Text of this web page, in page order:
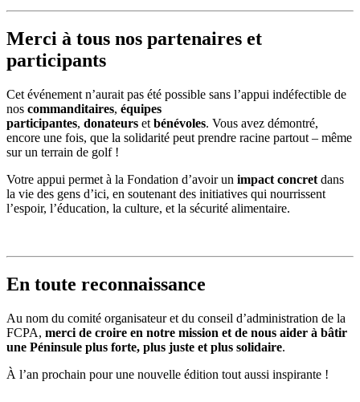
Merci à tous nos partenaires et
participants
Cet événement n’aurait pas été possible sans l’appui indéfectible de
nos commanditaires, équipes
participantes, donateurs et bénévoles. Vous avez démontré,
encore une fois, que la solidarité peut prendre racine partout – même
sur un terrain de golf !
Votre appui permet à la Fondation d’avoir un impact concret dans
la vie des gens d’ici, en soutenant des initiatives qui nourrissent
l’espoir, l’éducation, la culture, et la sécurité alimentaire.
En toute reconnaissance
Au nom du comité organisateur et du conseil d’administration de la
FCPA, merci de croire en notre mission et de nous aider à bâtir
une Péninsule plus forte, plus juste et plus solidaire.
À l’an prochain pour une nouvelle édition tout aussi inspirante !